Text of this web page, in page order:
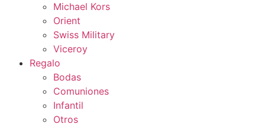
Michael Kors
Orient
Swiss Military
Viceroy
Regalo
Bodas
Comuniones
Infantil
Otros